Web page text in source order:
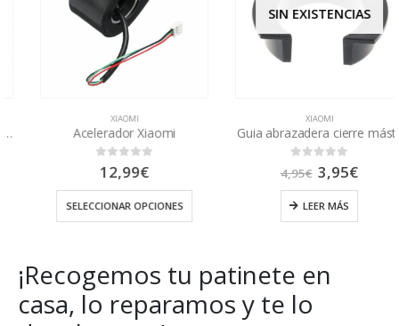
XIAOMI
Acelerador Xiaomi
out of 5
12,99€
SELECCIONAR OPCIONES
SIN EXISTENCIAS
XIAOMI
Guia abrazadera cierre mástil
out of 5
4,95€ El
precio
original
era:
4,95€.
3,95€El
precio
actual
es:
3,95€.
LEER MÁS
¡Recogemos tu patinete en
casa, lo reparamos y te lo